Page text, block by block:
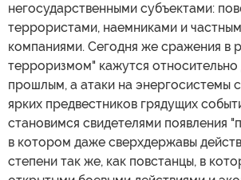
негосударственными субъектами:
террористами, наемниками и
компаниями. Сегодня же сражения в
терроризмом" кажутся относительно
прошлым, а атаки на энергосистемы
ярких предвестников грядущих
становимся свидетелями появления
в котором даже сверхдержавы
степени так же, как повстанцы, в